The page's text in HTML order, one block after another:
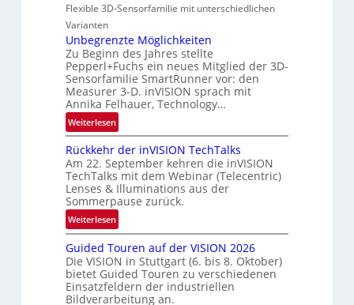
B
-
R
u
n
d
e
n
N
e
w
s
‘
Flexible 3D-Sensorfamilie mit unterschiedlichen
Varianten
Unbegrenzte Möglichkeiten
Zu Beginn des Jahres stellte
Pepperl+Fuchs ein neues Mitglied der 3D-
Sensorfamilie SmartRunner vor: den
Measurer 3-D. inVISION sprach mit
Annika Felhauer, Technology…
Weiterlesen:
U
n
b
e
g
r
e
z
t
e
M
Rückkehr der inVISION TechTalks
Am 22. September kehren die inVISION
TechTalks mit dem Webinar (Telecentric)
Lenses & Illuminations aus der
Sommerpause zurück.
Weiterlesen:
R
ü
c
k
k
Guided Touren auf der VISION 2026
Die VISION in Stuttgart (6. bis 8. Oktober)
bietet Guided Touren zu verschiedenen
Einsatzfeldern der industriellen
Bildverarbeitung an.